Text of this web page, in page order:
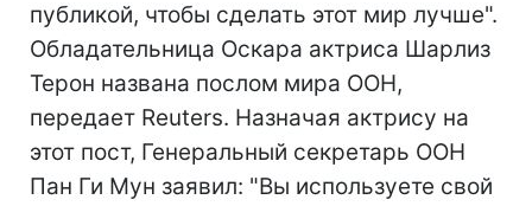
публикой, чтобы сделать этот мир лучше".
Обладательница Оскара актриса Шарлиз
Терон названа послом мира ООН,
передает Reuters. Назначая актрису на
этот пост, Генеральный секретарь ООН
Пан Ги Мун заявил: "Вы используете свой